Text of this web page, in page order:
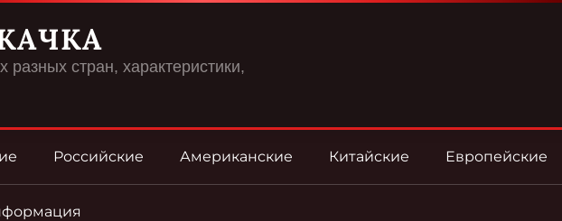
разных стран, характеристики,
Российские Американские Китайские Европейские